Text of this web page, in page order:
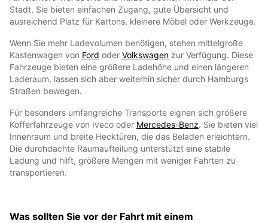
Stadt. Sie bieten einfachen Zugang, gute Übersicht und
ausreichend Platz für Kartons, kleinere Möbel oder Werkzeuge.
Wenn Sie mehr Ladevolumen benötigen, stehen mittelgroße
Kastenwagen von Ford oder Volkswagen zur Verfügung. Diese
Fahrzeuge bieten eine größere Ladehöhe und einen längeren
Laderaum, lassen sich aber weiterhin sicher durch Hamburgs
Straßen bewegen.
Für besonders umfangreiche Transporte eignen sich größere
Kofferfahrzeuge von Iveco oder Mercedes-Benz. Sie bieten viel
Innenraum und breite Hecktüren, die das Beladen erleichtern.
Die durchdachte Raumaufteilung unterstützt eine stabile
Ladung und hilft, größere Mengen mit weniger Fahrten zu
transportieren.
Was sollten Sie vor der Fahrt mit einem